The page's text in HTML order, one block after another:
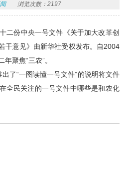
浏览次数：2197
份中央一号文件《关于加大改革创
干意见》由新华社受权发布。自2004
聚焦“三农”。
“一图读懂一号文件”的说明将文件
全民关注的一号文件中哪些是和农化